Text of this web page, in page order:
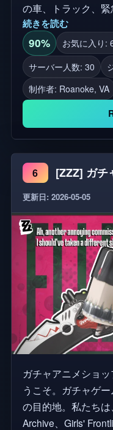
の車、トラック、
ールドを探索する 🏠 家を所有し、最大5台の車両と
トレーラーをスポーンする 🚛 貨物を
便を届けたり、火
り、街をパトロールしたりする
したり、カーミーテ
にドライブしたりし
スタマイズ、チュー
コード：EXCUSE 🚨 [最新アップデート] - 🚨 新しい
ワーク用ダイノ - 🚗 新しいWOMANSORY GLS - 🔥 2
つの新しいパニーニ - 🚀 新しい車7台 - 💎 改装され
たガレージ - ☀️ 新しい照明アプリ - 💪 新しい音楽ア
ドバックがある場
ご連絡ください！ -- タグ：チューニング、ドリフ
ト、バージニア、
ク、セミトラック
リニューアル、警察
続きを読む
90% お気に入り:
サーバー人数: 30
制作者: Roanoke, VA
6 [ZZZ] ガチ
更新日: 2026-05-05
ガチャアニメショ
うこそ。ガチャゲ
の目的地。私たち
Archive、Girls'